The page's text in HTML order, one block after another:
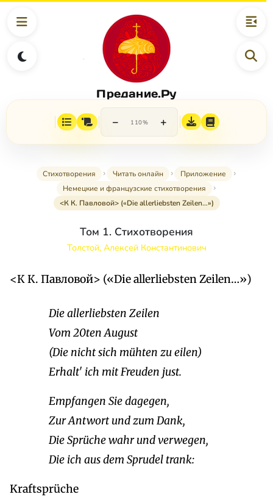
Предание.Ру
− 110% +
Стихотворения Читать онлайн
Приложение
Немецкие и французские стихотворения
<К К. Павловой> («Die allerliebsten Zeilen…»)
Том 1. Стихотворения
Толстой, Алексей Константинович
<К К. Павловой> («Die allerliebsten Zeilen…»)
Die allerliebsten Zeilen
Vom 20ten August
(Die nicht sich mühten zu eilen)
Erhalt' ich mit Freuden just.
Empfangen Sie dagegen,
Zur Antwort und zum Dank,
Die Sprüche wahr und verwegen,
Die ich aus dem Sprudel trank:
Kraftsprüche